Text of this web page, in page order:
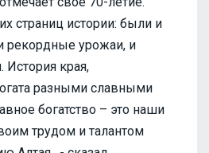
страниц истории: были и
рекордные урожаи, и
История края,
разными славными
богатство – это наши
трудом и талантом